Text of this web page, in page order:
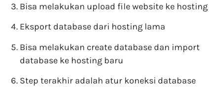
Bisa melakukan upload file website ke hosting
Eksport database dari hosting lama
Bisa melakukan create database dan import
database ke hosting baru
Step terakhir adalah atur koneksi database